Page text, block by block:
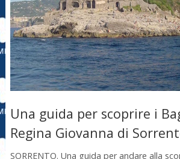
Una guida per scoprire i
Regina Giovanna di
SORRENTO. Una guida per andare alla